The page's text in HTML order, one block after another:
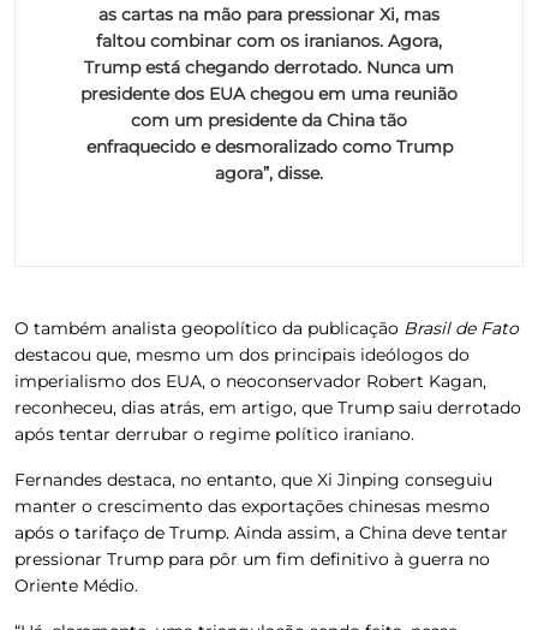
as cartas na mão para pressionar Xi, mas
faltou combinar com os iranianos. Agora,
Trump está chegando derrotado. Nunca um
presidente dos EUA chegou em uma reunião
com um presidente da China tão
enfraquecido e desmoralizado como Trump
agora”, disse.
O também analista geopolítico da publicação Brasil de Fato
destacou que, mesmo um dos principais ideólogos do
imperialismo dos EUA, o neoconservador Robert Kagan,
reconheceu, dias atrás, em artigo, que Trump saiu derrotado
após tentar derrubar o regime político iraniano.
Fernandes destaca, no entanto, que Xi Jinping conseguiu
manter o crescimento das exportações chinesas mesmo
após o tarifaço de Trump. Ainda assim, a China deve tentar
pressionar Trump para pôr um fim definitivo à guerra no
Oriente Médio.